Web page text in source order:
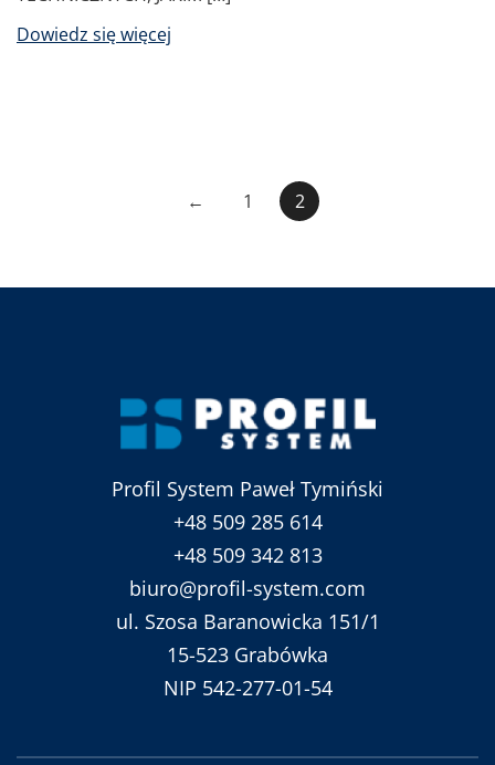
Dowiedz się więcej
Stronicowanie
← 1 2
Profil System Paweł Tymiński
+48 509 285 614
+48 509 342 813
biuro@profil-system.com
ul. Szosa Baranowicka 151/1
15-523 Grabówka
NIP 542-277-01-54